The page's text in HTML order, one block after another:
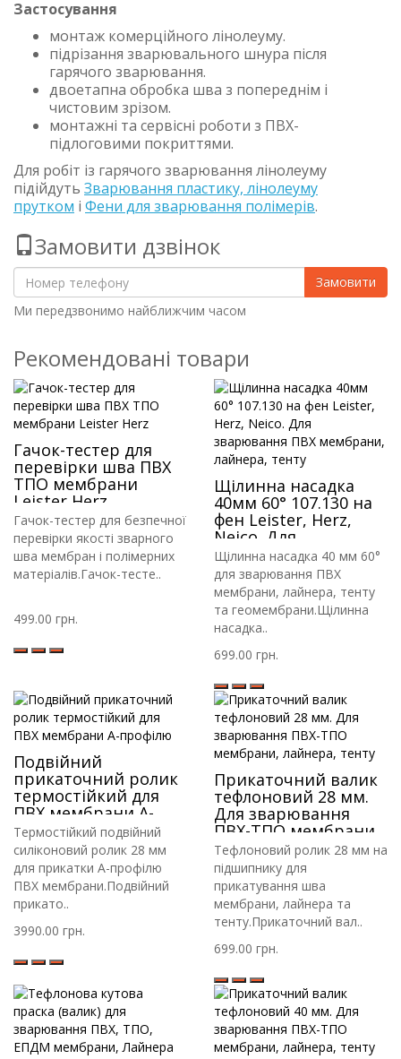
Застосування
монтаж комерційного лінолеуму.
підрізання зварювального шнура після
гарячого зварювання.
двоетапна обробка шва з попереднім і
чистовим зрізом.
монтажні та сервісні роботи з ПВХ-
підлоговими покриттями.
Для робіт із гарячого зварювання лінолеуму
підійдуть Зварювання пластику, лінолеуму
прутком і Фени для зварювання полімерів.
Замовити дзвінок
Замовити
Ми передзвонимо найближчим часом
Рекомендовані товари
Гачок-тестер для
перевірки шва ПВХ
ТПО мембрани
Leister Herz
Гачок-тестер для безпечної
перевірки якості зварного
шва мембран і полімерних
матеріалів.Гачок-тесте..
499.00 грн.
Щілинна насадка
40мм 60° 107.130 на
фен Leister, Herz,
Neico. Для
зварювання ПВХ
мембрани, лайнера,
тенту
Щілинна насадка 40 мм 60°
для зварювання ПВХ
мембрани, лайнера, тенту
та геомембрани.Щілинна
насадка..
699.00 грн.
Подвійний
прикаточний ролик
термостійкий для
ПВХ мембрани А-
профілю
Термостійкий подвійний
силіконовий ролик 28 мм
для прикатки А-профілю
ПВХ мембрани.Подвійний
прикато..
3990.00 грн.
Прикаточний валик
тефлоновий 28 мм.
Для зварювання
ПВХ-ТПО мембрани,
лайнера, тенту
Тефлоновий ролик 28 мм на
підшипнику для
прикатування шва
мембрани, лайнера та
тенту.Прикаточний вал..
699.00 грн.